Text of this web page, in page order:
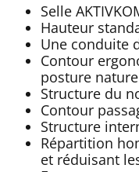
Selle
Hauteur
Une conduite
Contour
posture
Structure du
Contour
Structure
Répartition
et réduisant